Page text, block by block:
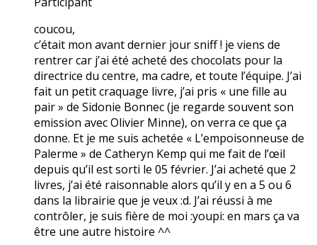
coucou,
c’était mon avant dernier jour sniff ! je viens de
rentrer car j’ai été acheté des chocolats pour la
directrice du centre, ma cadre, et toute l’équipe. J’ai
fait un petit craquage livre, j’ai pris « une fille au
pair » de Sidonie Bonnec (je regarde souvent son
emission avec Olivier Minne), on verra ce que ça
donne. Et je me suis achetée « L’empoisonneuse de
Palerme » de Catheryn Kemp qui me fait de l’œil
depuis qu’il est sorti le 05 février. J’ai acheté que 2
livres, j’ai été raisonnable alors qu’il y en a 5 ou 6
dans la librairie que je veux :d. J’ai réussi à me
contrôler, je suis fière de moi :youpi: en mars ça va
être une autre histoire ^^